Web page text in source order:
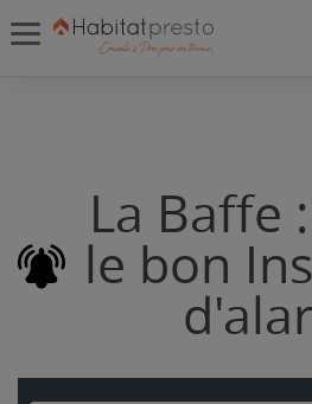
La Baffe
le bon